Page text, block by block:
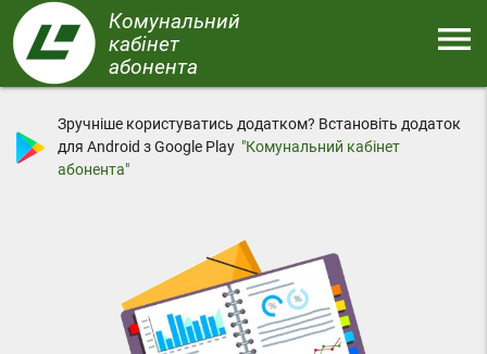
Перейти
до
основного
вмісту
Комунальний
кабінет
абонента
menu
Зручніше користуватись додатком? Встановіть додаток
для Android з Google Play "Комунальний кабінет
абонента"